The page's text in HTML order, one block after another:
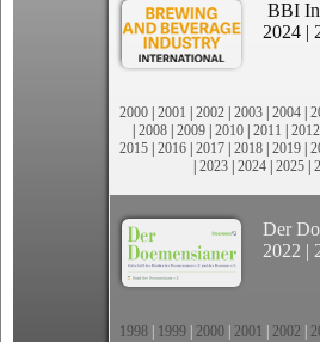
BBI
2024 |
2000 | 2001 | 2002 | 2003 | 2004 |
| 2008 | 2009 | 2010 | 2011 | 2012
2015 | 2016 | 2017 | 2018 | 2019 |
| 2023| 2024| 2025|
Der
2022 |
1998 1999 2000 2001 2002